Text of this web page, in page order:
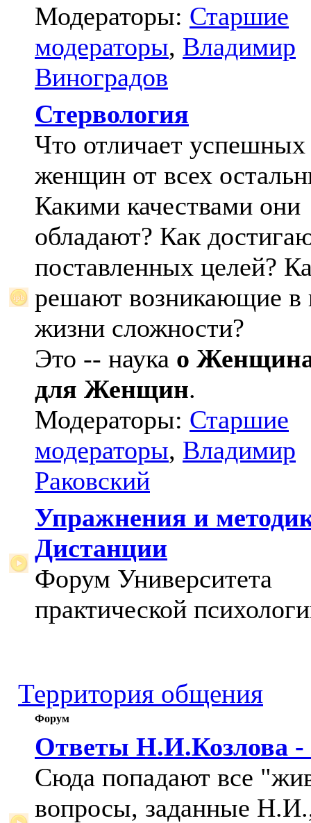
Модераторы: Старшие
модераторы, Владимир
Виноградов
Стервология
Что отличает успешных
женщин от всех
Какими качествами они
обладают? Как
поставленных целей?
решают возникающие в
жизни сложности?
Это -- наука о
для Женщин.
Модераторы: Старшие
модераторы, Владимир
Раковский
Упражнения и
Дистанции
Форум Университета
практической
Территория общения
Форум
Ответы Н.И.Козлова -
Сюда попадают все
вопросы, заданные